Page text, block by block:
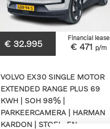
€ 32.995
Financial lease
€ 471 p/m
VOLVO EX30 SINGLE MOTOR
EXTENDED RANGE PLUS 69
KWH | SOH 98% |
PARKEERCAMERA | HARMAN
KARDON | STOEL- EN